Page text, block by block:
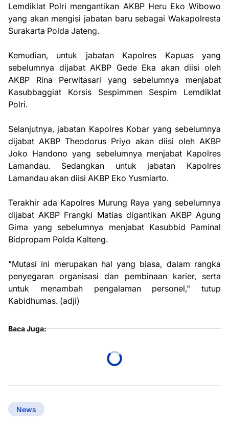
Lemdiklat Polri mengantikan AKBP Heru Eko Wibowo
yang akan mengisi jabatan baru sebagai Wakapolresta
Surakarta Polda Jateng.
Kemudian, untuk jabatan Kapolres Kapuas yang
sebelumnya dijabat AKBP Gede Eka akan diisi oleh
AKBP Rina Perwitasari yang sebelumnya menjabat
Kasubbaggiat Korsis Sespimmen Sespim Lemdiklat
Polri.
Selanjutnya, jabatan Kapolres Kobar yang sebelumnya
dijabat AKBP Theodorus Priyo akan diisi oleh AKBP
Joko Handono yang sebelumnya menjabat Kapolres
Lamandau. Sedangkan untuk jabatan Kapolres
Lamandau akan diisi AKBP Eko Yusmiarto.
Terakhir ada Kapolres Murung Raya yang sebelumnya
dijabat AKBP Frangki Matias digantikan AKBP Agung
Gima yang sebelumnya menjabat Kasubbid Paminal
Bidpropam Polda Kalteng.
"Mutasi ini merupakan hal yang biasa, dalam rangka
penyegaran organisasi dan pembinaan karier, serta
untuk menambah pengalaman personel," tutup
Kabidhumas. (adji)
Baca Juga:
News